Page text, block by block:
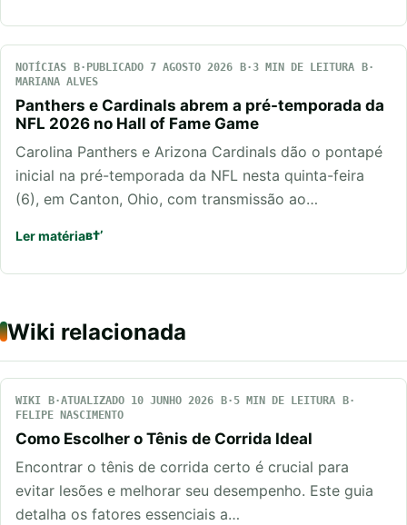
NOTÍCIAS PUBLICADO 7 AGOSTO 2026
3 MIN DE LEITURA
MARIANA ALVES
Panthers e Cardinals abrem a pré-temporada da
NFL 2026 no Hall of Fame Game
Carolina Panthers e Arizona Cardinals dão o pontapé
inicial na pré-temporada da NFL nesta quinta-feira
(6), em Canton, Ohio, com transmissão ao…
Ler matéria
Wiki relacionada
WIKI ATUALIZADO 10 JUNHO 2026
5 MIN DE LEITURA
FELIPE NASCIMENTO
Como Escolher o Tênis de Corrida Ideal
Encontrar o tênis de corrida certo é crucial para
evitar lesões e melhorar seu desempenho. Este guia
detalha os fatores essenciais a…